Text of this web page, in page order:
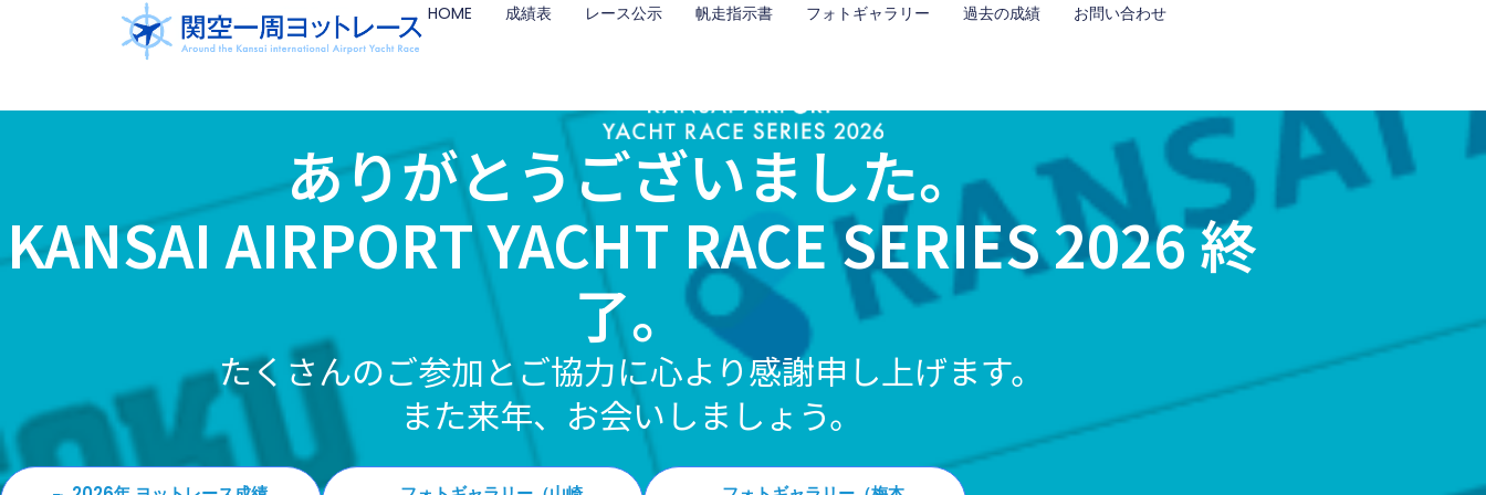
HOME 成績表 レース公示 帆走指示書 フォトギャラリー 過去の成績 お問い合わせ
ありがとうございました。
KANSAI AIRPORT YACHT RACE SERIES 2026 終
了。
たくさんのご参加とご協力に心より感謝申し上げます。
また来年、お会いしましょう。